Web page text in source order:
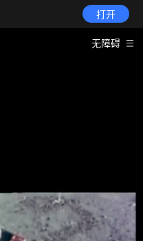
打开
无障碍